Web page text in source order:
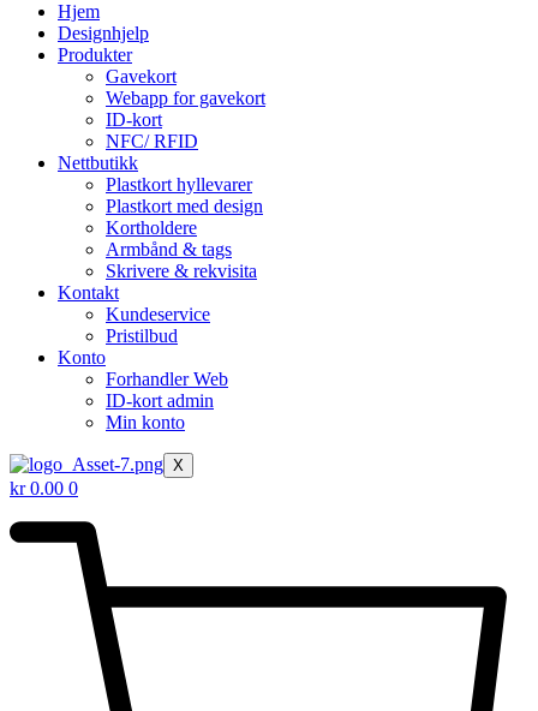
Hjem
Designhjelp
Produkter
Gavekort
Webapp for gavekort
ID-kort
NFC/ RFID
Nettbutikk
Plastkort hyllevarer
Plastkort med design
Kortholdere
Armbånd & tags
Skrivere & rekvisita
Kontakt
Kundeservice
Pristilbud
Konto
Forhandler Web
ID-kort admin
Min konto
X
kr0.00 0